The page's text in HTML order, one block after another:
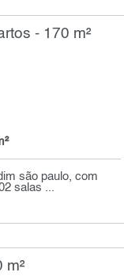
- 170 m²
são paulo, com
salas ...
m²